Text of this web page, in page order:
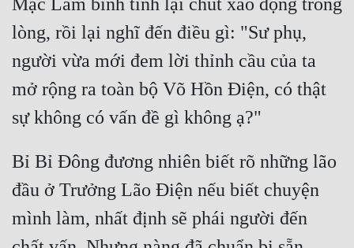
Truyện ngắn
Xa Lộ Dịch
Cổ Đại
Mặc Lâm bình tĩnh lại chút xao động trong
lòng, rồi lại nghĩ đến điều gì: "Sư phụ,
người vừa mới đem lời thỉnh cầu của ta
mở rộng ra toàn bộ Võ Hồn Điện, có thật
Bỉ Bỉ Đông đương nhiên biết rõ những lão
đầu ở Trưởng Lão Điện nếu biết chuyện
mình làm, nhất định sẽ phái người đến